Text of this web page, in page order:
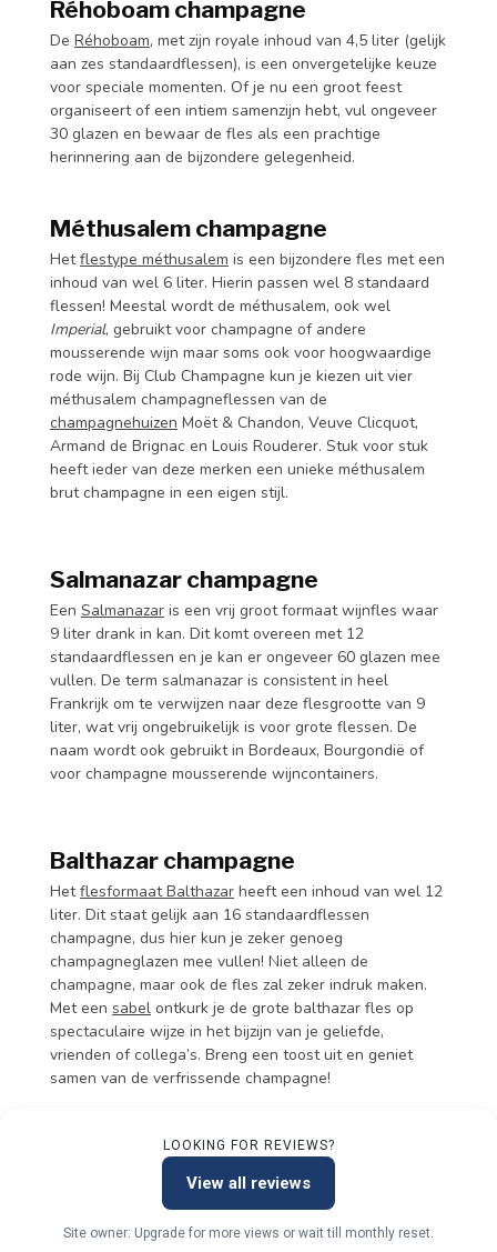
Réhoboam champagne
De Réhoboam, met zijn royale inhoud van 4,5 liter (gelijk
aan zes standaardflessen), is een onvergetelijke keuze
voor speciale momenten. Of je nu een groot feest
organiseert of een intiem samenzijn hebt, vul ongeveer
30 glazen en bewaar de fles als een prachtige
herinnering aan de bijzondere gelegenheid.
Méthusalem champagne
Hetflestype méthusalem is een bijzondere fles met een
inhoud van wel 6 liter. Hierin passen wel 8 standaard
flessen! Meestal wordt de méthusalem, ook wel
Imperial, gebruikt voor champagne of andere
mousserende wijn maar soms ook voor hoogwaardige
rode wijn. Bij Club Champagne kun je kiezen uit vier
méthusalem champagneflessen van de
champagnehuizen Moët & Chandon, Veuve Clicquot,
Armand de Brignac en Louis Rouderer. Stuk voor stuk
heeft ieder van deze merken een unieke méthusalem
brut champagne in een eigen stijl.
Salmanazar champagne
Een Salmanazar is een vrij groot formaat wijnfles waar
9 liter drank in kan. Dit komt overeen met 12
standaardflessen en je kan er ongeveer 60 glazen mee
vullen. De term salmanazar is consistent in heel
Frankrijk om te verwijzen naar deze flesgrootte van 9
liter, wat vrij ongebruikelijk is voor grote flessen. De
naam wordt ook gebruikt in Bordeaux, Bourgondië of
voor champagne mousserende wijncontainers.
Balthazar champagne
Hetflesformaat Balthazar heeft een inhoud van wel 12
liter. Dit staat gelijk aan 16 standaardflessen
champagne, dus hier kun je zeker genoeg
champagneglazen mee vullen! Niet alleen de
champagne, maar ook de fles zal zeker indruk maken.
Met een sabel ontkurk je de grote balthazar fles op
spectaculaire wijze in het bijzijn van je geliefde,
vrienden of collega’s. Breng een toost uit en geniet
samen van de verfrissende champagne!
LOOKING FOR REVIEWS?
View all reviews
Site owner: Upgrade for more views or wait till monthly reset.